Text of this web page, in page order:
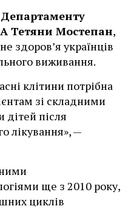
Тетяни Мостепан,
здоров’я українців
виживання.
клітини потрібна
зі складними
після
лікування», —
ще з 2010 року,
циклів